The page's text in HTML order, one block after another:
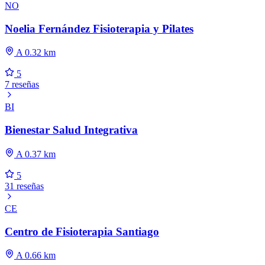
NO
Noelia Fernández Fisioterapia y Pilates
A 0.32 km
5
7 reseñas
BI
Bienestar Salud Integrativa
A 0.37 km
5
31 reseñas
CE
Centro de Fisioterapia Santiago
A 0.66 km